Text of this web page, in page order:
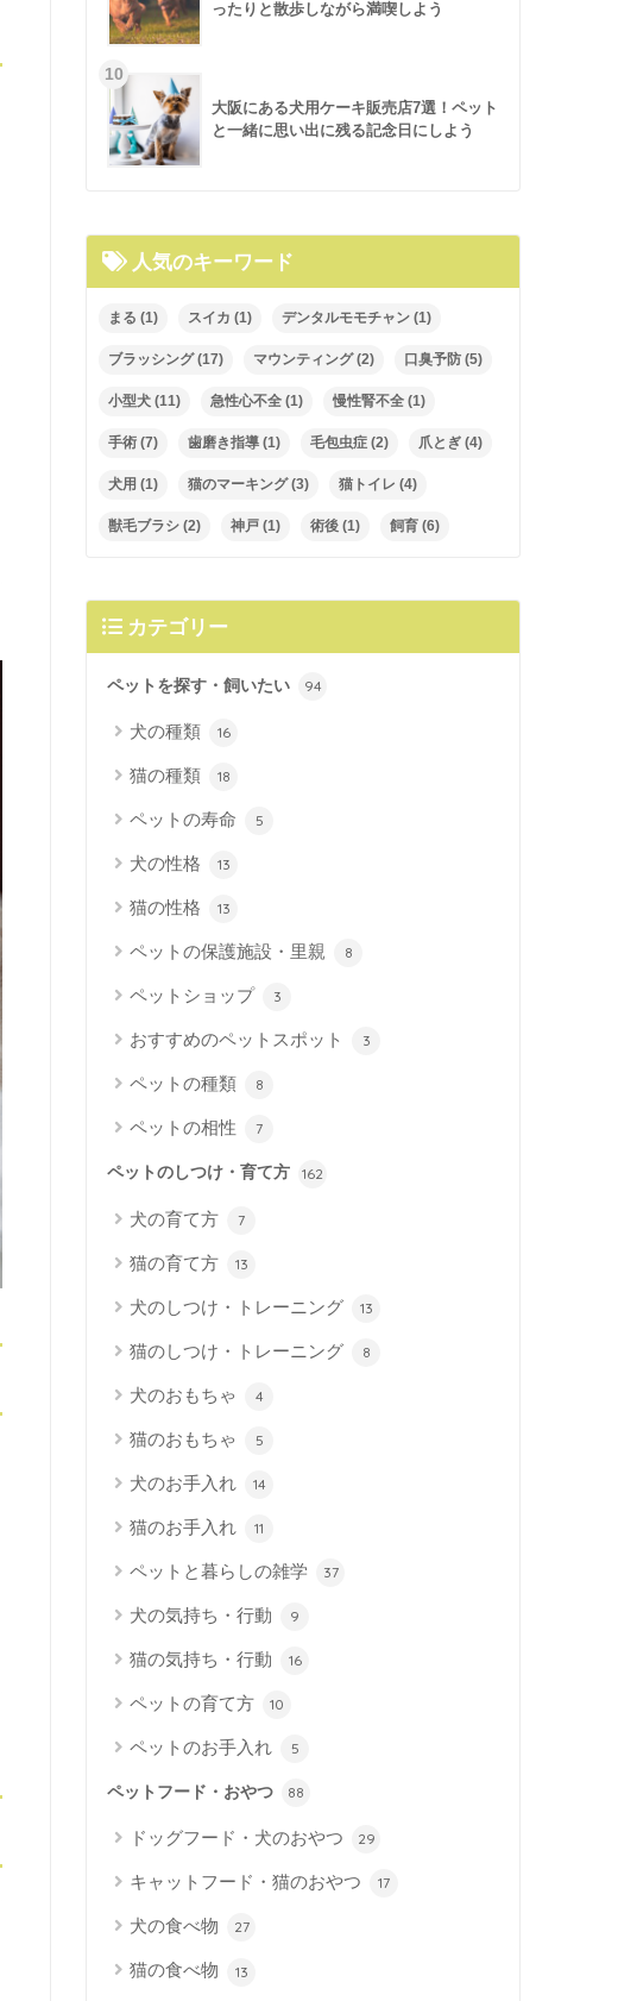
ったりと散歩しながら満喫しよう
大阪にある犬用ケーキ販売店7選！ペット
と一緒に思い出に残る記念日にしよう
人気のキーワード
まる (1) スイカ (1) デンタルモモチャン (1)
ブラッシング(17) マウンティング(2) 口臭予防 (5)
小型犬 (11) 急性心不全 (1) 慢性腎不全 (1)
手術 (7) 歯磨き指導 (1) 毛包虫症 (2) 爪とぎ (4)
犬用 (1) 猫のマーキング(3) 猫トイレ (4)
獣毛ブラシ (2) 神戸 (1) 術後 (1) 飼育 (6)
カテゴリー
ペットを探す・飼いたい 94
犬の種類 16
猫の種類 18
ペットの寿命 5
犬の性格 13
猫の性格 13
ペットの保護施設・里親 8
ペットショップ 3
おすすめのペットスポット 3
ペットの種類 8
ペットの相性 7
ペットのしつけ・育て方 162
犬の育て方 7
猫の育て方 13
犬のしつけ・トレーニング 13
猫のしつけ・トレーニング 8
犬のおもちゃ 4
猫のおもちゃ 5
犬のお手入れ 14
猫のお手入れ 11
ペットと暮らしの雑学 37
犬の気持ち・行動 9
猫の気持ち・行動 16
ペットの育て方 10
ペットのお手入れ 5
ペットフード・おやつ 88
ドッグフード・犬のおやつ 29
キャットフード・猫のおやつ 17
犬の食べ物 27
猫の食べ物 13